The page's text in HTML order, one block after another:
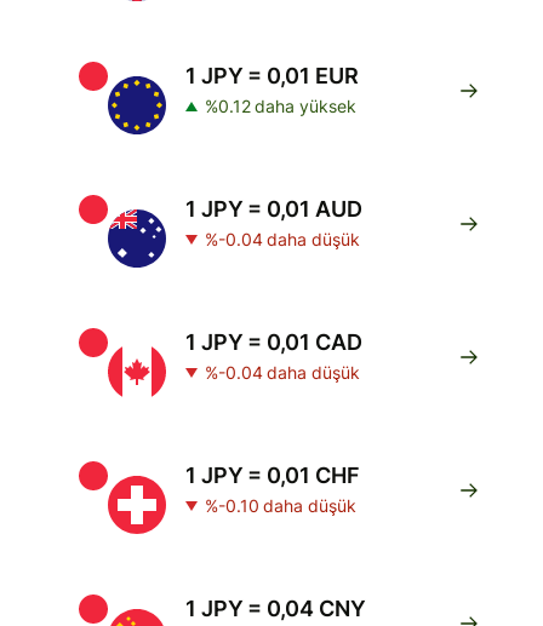
1 JPY = 0,01 EUR
%0.12 daha yüksek
1 JPY = 0,01 AUD
%-0.04 daha düşük
1 JPY = 0,01 CAD
%-0.04 daha düşük
1 JPY = 0,01 CHF
%-0.10 daha düşük
1 JPY = 0,04 CNY